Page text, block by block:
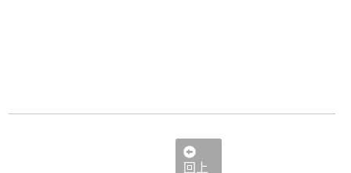
回上